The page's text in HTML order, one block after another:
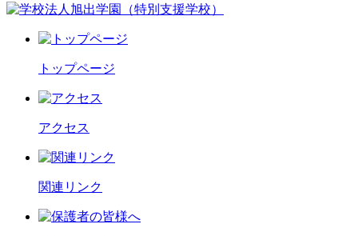
トップページ
アクセス
関連リンク